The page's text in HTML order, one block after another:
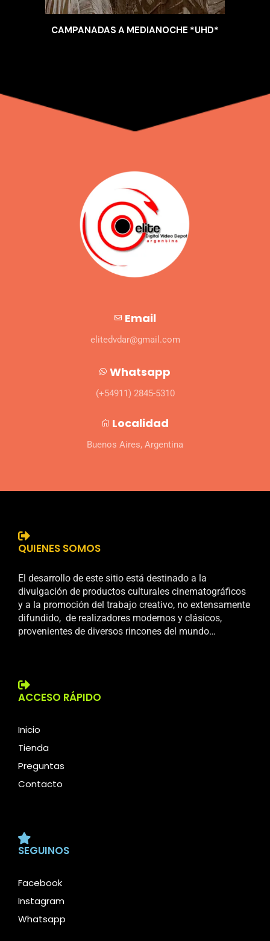
CAMPANADAS A MEDIANOCHE *UHD*
Email
elitedvdar@gmail.com
Whatsapp
(+54911) 2845-5310
Localidad
Buenos Aires, Argentina
QUIENES SOMOS
El desarrollo de este sitio está destinado a la
divulgación de productos culturales cinematográficos
y a la promoción del trabajo creativo, no extensamente
difundido, de realizadores modernos y clásicos,
provenientes de diversos rincones del mundo…
ACCESO RÁPIDO
Inicio
Tienda
Preguntas
Contacto
SEGUINOS
Facebook
Instagram
Whatsapp